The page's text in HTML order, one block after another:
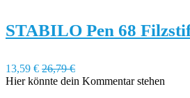
STABILO Pen 68
13,59 € 26,79 €
Hier könnte dein Kommentar stehen